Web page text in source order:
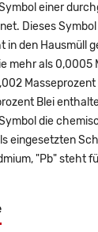
einer
Dieses
in den Hausmüll
mehr als 0,0005
Blei
die
eingesetzten
"Pb" steht